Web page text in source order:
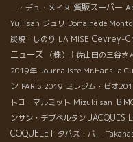
ー・デュ・メイヌ 質販スーパー
Yuji san ジュリ Domaine de
炭焼・しのり LA MISE Gevrey-
ニューズ
（株）土佐山田の三谷さ
2019年 Journaliste Mr.Hans la
ン PARIS 2019 ミレジム・ビオ
トロ・マルミット Mizuki san Ｂ
ンサン・デブベルタン JACQUES
COQUELET タパス・バー